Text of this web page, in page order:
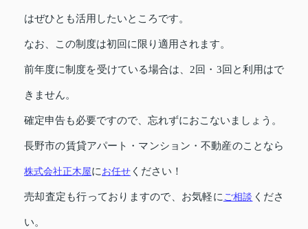
はぜひとも活用したいところです。
なお、この制度は初回に限り適用されます。
前年度に制度を受けている場合は、2回・3回と利用はで
きません。
確定申告も必要ですので、忘れずにおこないましょう。
長野市の賃貸アパート・マンション・不動産のことなら
株式会社正木屋にお任せ ください！
売却査定も行っておりますので、お気軽にご相談 くださ
い。